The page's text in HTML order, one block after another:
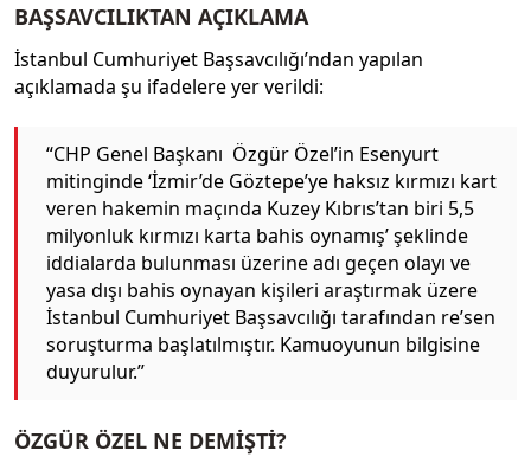
BAŞSAVCILIKTAN AÇIKLAMA
İstanbul Cumhuriyet Başsavcılığı’ndan yapılan
açıklamada şu ifadelere yer verildi:
“CHP Genel Başkanı Özgür Özel’in Esenyurt
mitinginde ‘İzmir’de Göztepe’ye haksız kırmızı kart
veren hakemin maçında Kuzey Kıbrıs’tan biri 5,5
milyonluk kırmızı karta bahis oynamış’ şeklinde
iddialarda bulunması üzerine adı geçen olayı ve
yasa dışı bahis oynayan kişileri araştırmak üzere
İstanbul Cumhuriyet Başsavcılığı tarafından re’sen
soruşturma başlatılmıştır. Kamuoyunun bilgisine
duyurulur.”
ÖZGÜR ÖZEL NE DEMİŞTİ?